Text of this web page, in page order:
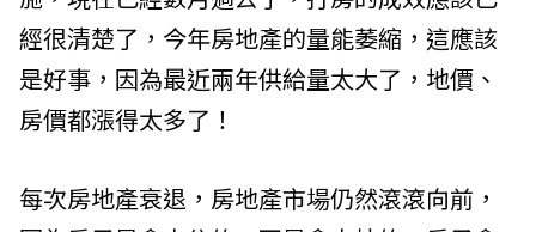
經很清楚了，今年房地產的量能萎縮，這應該
是好事，因為最近兩年供給量太大了，地價、
房價都漲得太多了！
每次房地產衰退，房地產市場仍然滾滾向前，